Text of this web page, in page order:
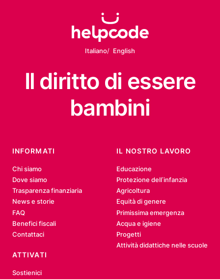
Italiano English
Il diritto di essere
bambini
INFORMATI
Chi siamo
Dove siamo
Trasparenza finanziaria
News e storie
FAQ
Benefici fiscali
Contattaci
IL NOSTRO LAVORO
Educazione
Protezione dell’infanzia
Agricoltura
Equità di genere
Primissima emergenza
Acqua e igiene
Progetti
Attività didattiche nelle scuole
ATTIVATI
Sostienici